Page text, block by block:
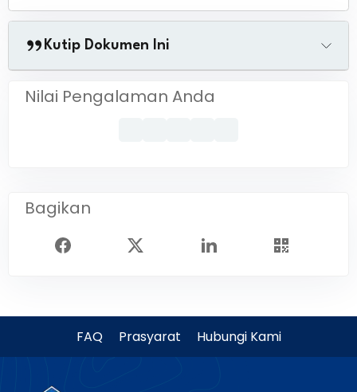
Kutip Dokumen Ini
Nilai Pengalaman Anda
Bagikan
FAQ Prasyarat Hubungi Kami